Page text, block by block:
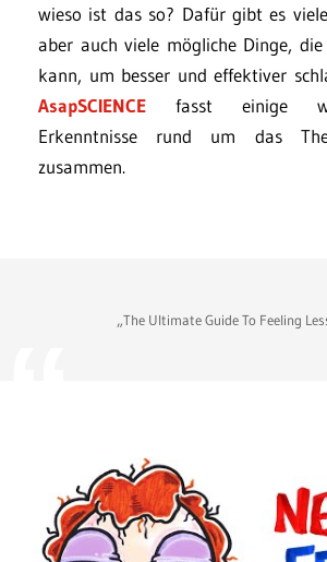
wieso ist das so? Dafür gibt es
aber auch viele mögliche Dinge,
kann, um besser und effektiver
AsapSCIENCE fasst einige
Erkenntnisse rund um das
zusammen.
„The Ultimate Guide To Feeling